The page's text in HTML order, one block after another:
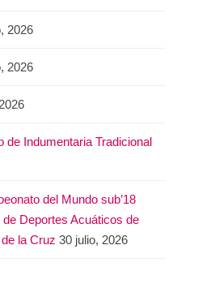
2026
2026
de Indumentaria Tradicional
del Mundo sub’18
Deportes Acuáticos de
la Cruz 30 julio, 2026